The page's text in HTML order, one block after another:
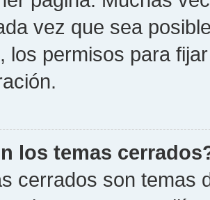
vez que sea
los permisos para
los temas
cerrados son temas